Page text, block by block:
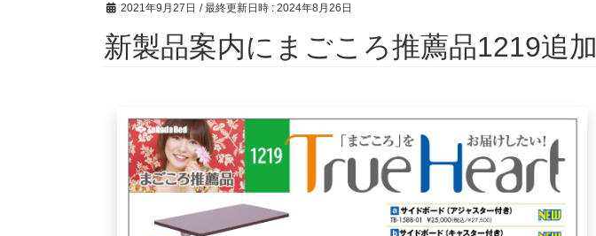
2021年9月27日 / 最終更新日時 : 2024年8月26日
新製品案内にまごころ推薦品1219追加